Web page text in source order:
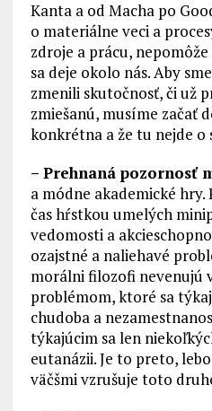
Kanta a od Macha po
o materiálne veci a
zdroje a prácu,
sa deje okolo nás. Aby
zmenili skutočnosť, či už
zmiešanú, musíme začať
konkrétna a že tu nejde
– Prehnaná pozornosť
a módne akademické
čas hŕstkou umelých
vedomosti a
ozajstné a naliehavé
morálni filozofi nevenujú
problémom, ktoré sa
chudoba a
týkajúcim sa len
eutanázii. Je to preto,
väčšmi vzrušuje toto